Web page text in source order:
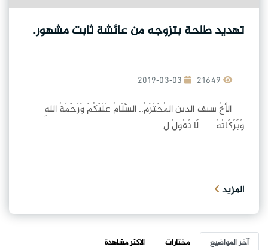
تهديد طلحة بتزوجه من عائشة ثابت مشهور.
2019-03-03
الأَخُ سيف الدين المُحْتَرَمُ.. السَّلَامُ عَلَيْكُمْ وَرَحْمَةُ اللهِ
وَبَرَكَاتُهُ. لَا نَقُولُ ل...
المزيد
آخر المواضيع مختارات
الاكثر مشاهدة